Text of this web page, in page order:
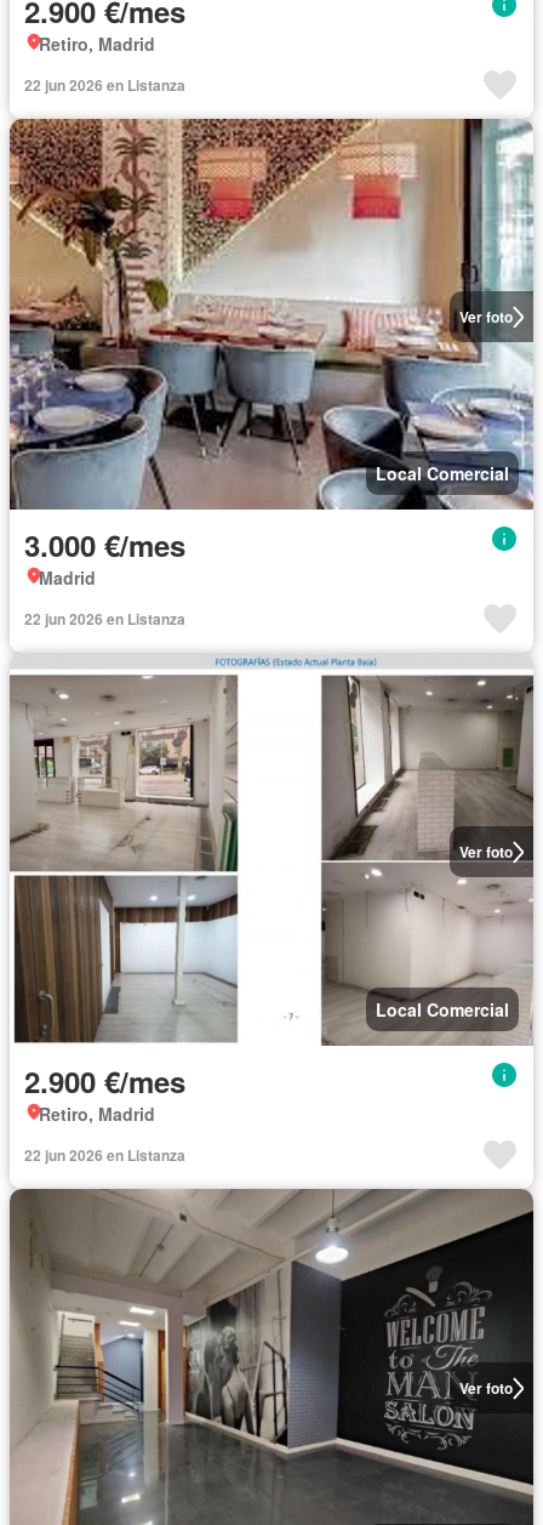
2.900 €/mes
Retiro, Madrid
22 jun 2026 en Listanza
Ver foto
Local Comercial
3.000 €/mes
Madrid
22 jun 2026 en Listanza
Ver foto
Local Comercial
2.900 €/mes
Retiro, Madrid
22 jun 2026 en Listanza
Ver foto